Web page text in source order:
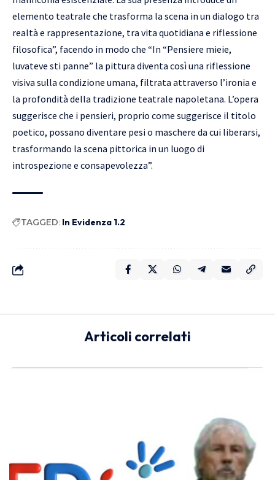
elemento teatrale che trasforma la scena in un dialogo tra
realtà e rappresentazione, tra vita quotidiana e riflessione
filosofica”, facendo in modo che “In “Pensiere mieie,
luvateve sti panne” la pittura diventa così una riflessione
visiva sulla condizione umana, filtrata attraverso l’ironia e
la profondità della tradizione teatrale napoletana. L’opera
suggerisce che i pensieri, proprio come suggerisce il titolo
poetico, possano diventare pesi o maschere da cui liberarsi,
trasformando la scena pittorica in un luogo di
introspezione e consapevolezza”.
TAGGED: In Evidenza 1.2
Articoli correlati